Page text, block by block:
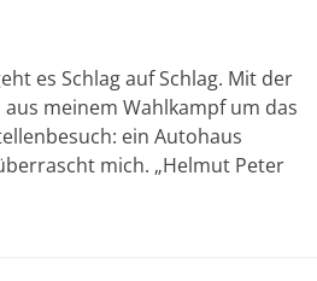
es Schlag auf Schlag. Mit der
meinem Wahlkampf um das
ein Autohaus
mich. „Helmut Peter